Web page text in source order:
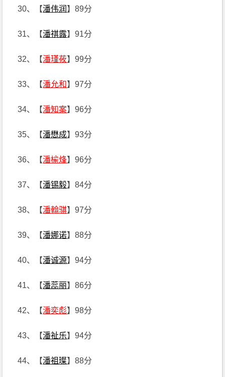
30、【潘伟润 】89分
31、【潘祺露】91分
32、【潘瑾莜】99分
33、【潘允和】97分
34、【潘知案】96分
35、【潘懋成】93分
36、【潘榆烽】96分
37、【潘锡毅】84分
38、【潘翰骐】97分
39、【潘娜诺】88分
40、【潘诚源】94分
41、【潘蕊丽】86分
42、【潘奕彪】98分
43、【潘祉乐】94分
44、【潘祖璨】88分